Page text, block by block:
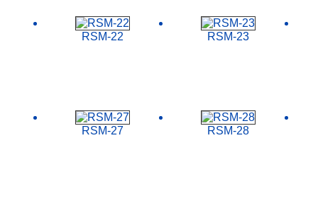
RSM-22 RSM-23
RSM-27 RSM-28